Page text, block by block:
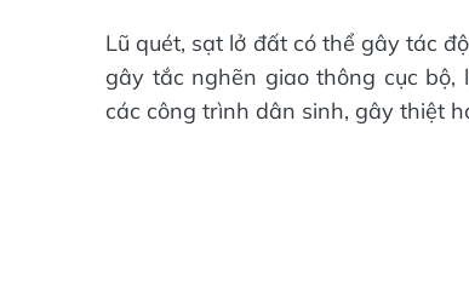
Lũ quét, sạt lở đất có thể gây tác
gây tắc nghẽn giao thông cục
các công trình dân sinh, gây thiệt